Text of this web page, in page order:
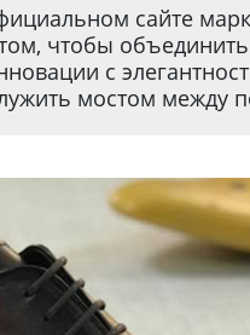
сайте
чтобы
с
мостом между